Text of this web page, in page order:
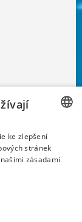
CZECH
CZECH
ke zlepšení
stránek
zásadami